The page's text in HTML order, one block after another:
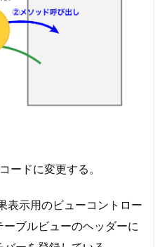
ドに変更する。
示用のビューコントロー
ブルビューのヘッダーに